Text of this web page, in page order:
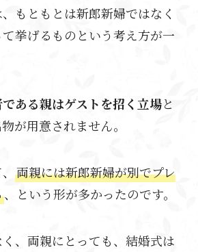
もともとは新郎新婦ではなく
挙げるものという考え方が一
ある親はゲストを招く立場と
が用意されません。
両親には新郎新婦が別でプレ
、という形が多かったのです。
、両親にとっても、結婚式は